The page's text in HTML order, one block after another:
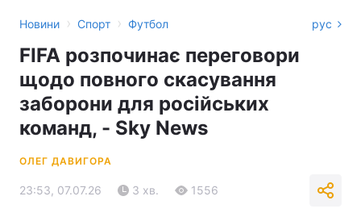
Новини › Спорт › Футбол рус
FIFA розпочинає переговори
щодо повного скасування
заборони для російських
команд, - Sky News
ОЛЕГ ДАВИГОРА
23:53, 07.07.26 3 хв. 1556